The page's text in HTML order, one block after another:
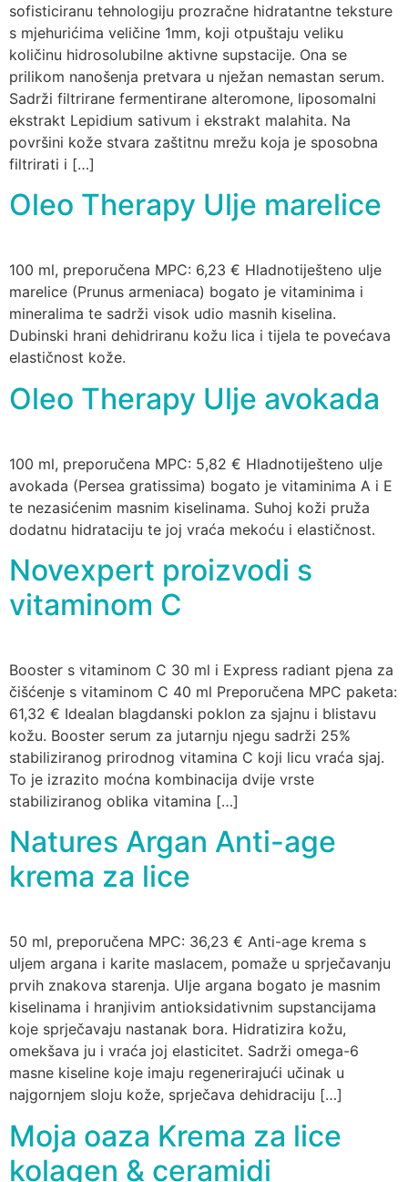
sofisticiranu tehnologiju prozračne hidratantne teksture
s mjehurićima veličine 1mm, koji otpuštaju veliku
količinu hidrosolubilne aktivne supstacije. Ona se
prilikom nanošenja pretvara u nježan nemastan serum.
Sadrži filtrirane fermentirane alteromone, liposomalni
ekstrakt Lepidium sativum i ekstrakt malahita. Na
površini kože stvara zaštitnu mrežu koja je sposobna
filtrirati i […]
Oleo Therapy Ulje marelice
100 ml, preporučena MPC: 6,23 € Hladnotiješteno ulje
marelice (Prunus armeniaca) bogato je vitaminima i
mineralima te sadrži visok udio masnih kiselina.
Dubinski hrani dehidriranu kožu lica i tijela te povećava
elastičnost kože.
Oleo Therapy Ulje avokada
100 ml, preporučena MPC: 5,82 € Hladnotiješteno ulje
avokada (Persea gratissima) bogato je vitaminima A i E
te nezasićenim masnim kiselinama. Suhoj koži pruža
dodatnu hidrataciju te joj vraća mekoću i elastičnost.
Novexpert proizvodi s
vitaminom C
Booster s vitaminom C 30 ml i Express radiant pjena za
čišćenje s vitaminom C 40 ml Preporučena MPC paketa:
61,32 € Idealan blagdanski poklon za sjajnu i blistavu
kožu. Booster serum za jutarnju njegu sadrži 25%
stabiliziranog prirodnog vitamina C koji licu vraća sjaj.
To je izrazito moćna kombinacija dvije vrste
stabiliziranog oblika vitamina […]
Natures Argan Anti-age
krema za lice
50 ml, preporučena MPC: 36,23 € Anti-age krema s
uljem argana i karite maslacem, pomaže u sprječavanju
prvih znakova starenja. Ulje argana bogato je masnim
kiselinama i hranjivim antioksidativnim supstancijama
koje sprječavaju nastanak bora. Hidratizira kožu,
omekšava ju i vraća joj elasticitet. Sadrži omega-6
masne kiseline koje imaju regenerirajući učinak u
najgornjem sloju kože, sprječava dehidraciju […]
Moja oaza Krema za lice
kolagen & ceramidi